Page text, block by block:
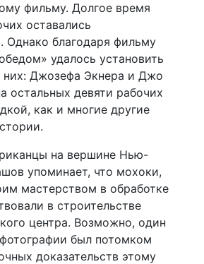
фильму. Долгое время
оставались
Однако благодаря фильму
удалось установить
них: Джозефа Экнера и Джо
остальных девяти рабочих
как и многие другие
на вершине Нью-
упоминает, что мохоки,
мастерством в обработке
в строительстве
центра. Возможно, один
был потомком
доказательств этому